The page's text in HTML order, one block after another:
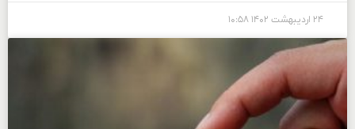
۲۴ اردیبهشت ۱۴۰۲ ۱۰:۵۸